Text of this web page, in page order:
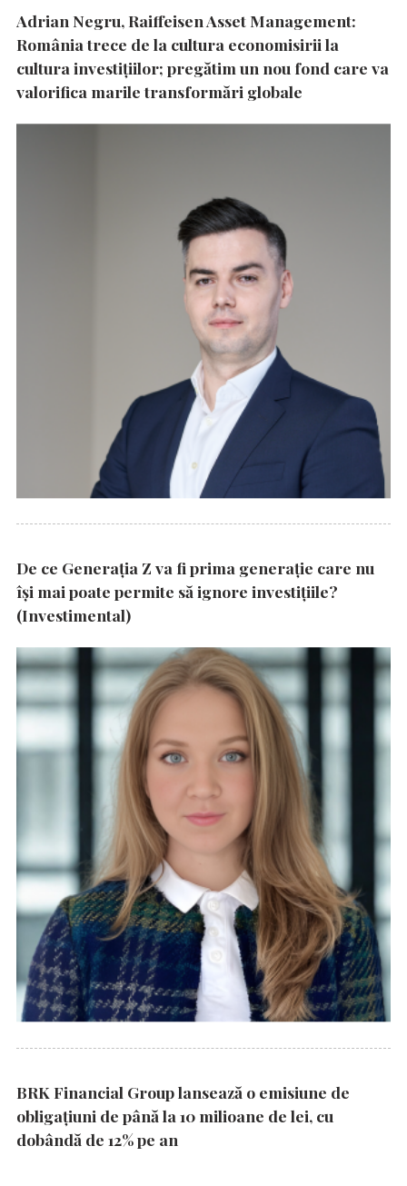
Adrian Negru, Raiffeisen Asset Management:
România trece de la cultura economisirii la
cultura investițiilor; pregătim un nou fond care va
valorifica marile transformări globale
De ce Generația Z va fi prima generație care nu
își mai poate permite să ignore investițiile?
(Investimental)
BRK Financial Group lansează o emisiune de
obligațiuni de până la 10 milioane de lei, cu
dobândă de 12% pe an